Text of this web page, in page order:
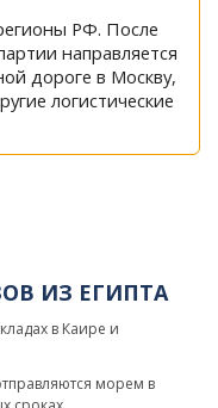
РФ. После
направляется
дороге в Москву,
логистические
ИЗ ЕГИПТА
в Каире и
морем в